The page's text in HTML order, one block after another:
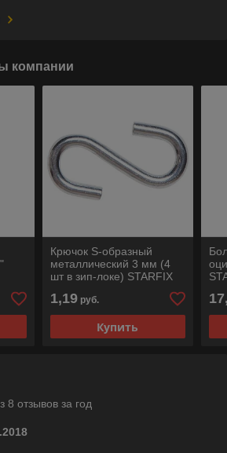
компании
Крючок S-образный
металлический 3 мм (4
шт в зип-локе) STARFIX
1,19руб.
Купить
8 отзывов за год